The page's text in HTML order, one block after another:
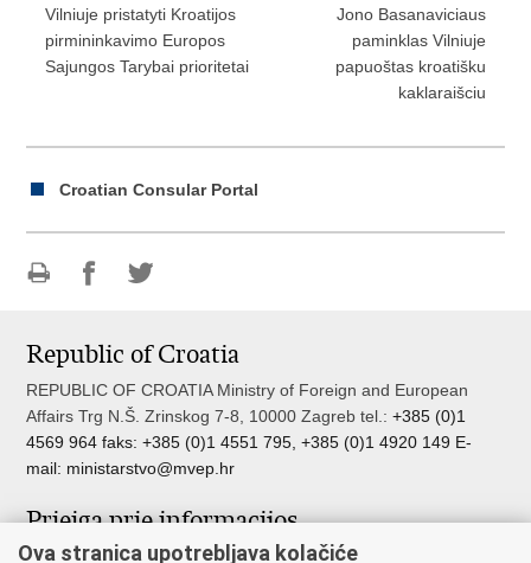
Vilniuje pristatyti Kroatijos
pirmininkavimo Europos
Sajungos Tarybai prioritetai
Jono Basanaviciaus
paminklas Vilniuje
papuoštas kroatišku
kaklaraišciu
Croatian Consular Portal
page
FacebookTwitteru
Republic of Croatia
REPUBLIC OF CROATIA Ministry of Foreign and European
Affairs Trg N.Š. Zrinskog 7-8, 10000 Zagreb tel.:+385 (0)1
4569 964 faks: +385 (0)1 4551 795, +385 (0)1 4920 149 E-
mail: ministarstvo@mvep.hr
Prieiga prie informacijos
Pristup informacijama
Ova stranica upotrebljava kolačiće